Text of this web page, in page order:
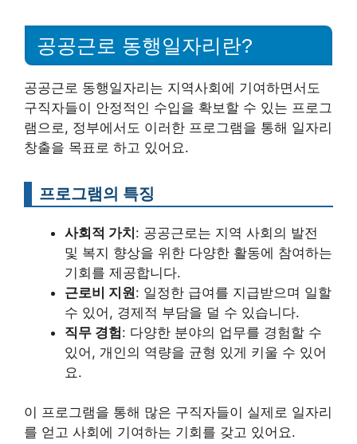
공공근로 동행일자리란?
공공근로 동행일자리는 지역사회에 기여하면서도
구직자들이 안정적인 수입을 확보할 수 있는 프로그
램으로, 정부에서도 이러한 프로그램을 통해 일자리
창출을 목표로 하고 있어요.
프로그램의 특징
사회적 가치: 공공근로는 지역 사회의 발전
및 복지 향상을 위한 다양한 활동에 참여하는
기회를 제공합니다.
근로비 지원: 일정한 급여를 지급받으며 일할
수 있어, 경제적 부담을 덜 수 있습니다.
직무 경험: 다양한 분야의 업무를 경험할 수
있어, 개인의 역량을 균형 있게 키울 수 있어
요.
이 프로그램을 통해 많은 구직자들이 실제로 일자리
를 얻고 사회에 기여하는 기회를 갖고 있어요.